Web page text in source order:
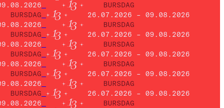
BURSDAG
BURSDAG
26.07.2026 – 09.08.2026
BURSDAG
BURSDAG
26.07.2026 – 09.08.2026
BURSDAG
BURSDAG
26.07.2026 – 09.08.2026
BURSDAG
BURSDAG
26.07.2026 – 09.08.2026
BURSDAG
BURSDAG
26.07.2026 – 09.08.2026
BURSDAG